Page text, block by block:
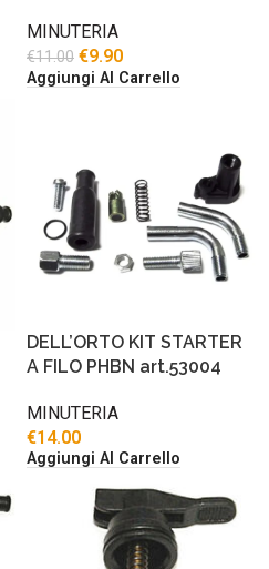
MINUTERIA
€11.00 €9.90
Aggiungi Al Carrello
DELL’ORTO KIT STARTER
A FILO PHBN art.53004
MINUTERIA
€14.00
Aggiungi Al Carrello